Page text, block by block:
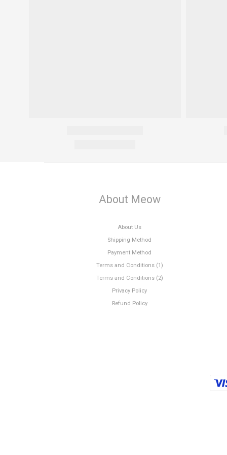
About Meow
About Us
Shipping Method
Payment Method
Terms and Conditions (1)
Terms and Conditions (2)
Privacy Policy
Refund Policy